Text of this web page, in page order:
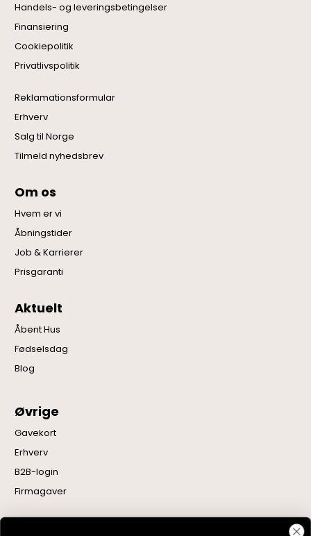
Handels- og leveringsbetingelser
Finansiering
Cookiepolitik
Privatlivspolitik
Reklamationsformular
Erhverv
Salg til Norge
Tilmeld nyhedsbrev
Om os
Hvem er vi
Åbningstider
Job & Karrierer
Prisgaranti
Aktuelt
Åbent Hus
Fødselsdag
Blog
Øvrige
Gavekort
Erhverv
B2B-login
Firmagaver